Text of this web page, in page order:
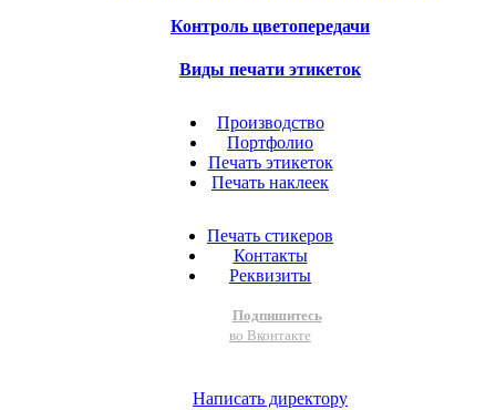
Контроль цветопередачи
Виды печати этикеток
Производство
Портфолио
Печать этикеток
Печать наклеек
Печать стикеров
Контакты
Реквизиты
Подпишитесь
во Вконтакте
Написать директору